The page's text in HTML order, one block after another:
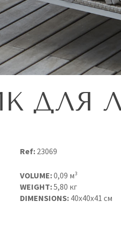
ДЛЯ
Ref:23069
VOLUME:0,09 м³
WEIGHT:5,80 кг
DIMENSIONS: 40x40x41 см